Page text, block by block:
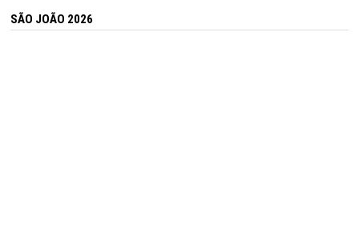
SÃO JOÃO 2026